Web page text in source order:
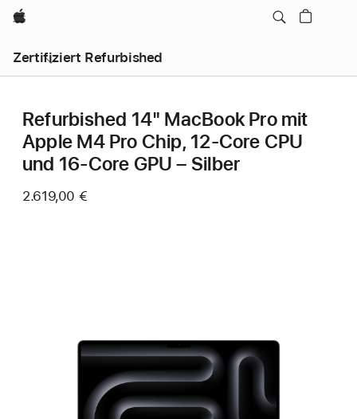
Apple
Zertifiziert Refurbished
Refurbished 14" MacBook Pro mit
Apple M4 Pro Chip, 12‑Core CPU
und 16‑Core GPU – Silber
2.619,00 €